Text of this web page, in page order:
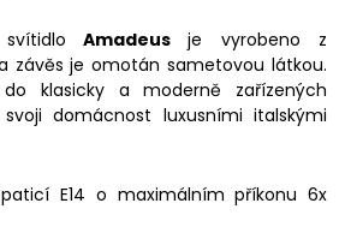
Amadeusje vyrobeno z
závěs je omotán sametovou látkou.
klasicky a moderně zařízených
domácnost luxusními italskými
E14 o maximálním příkonu 6x